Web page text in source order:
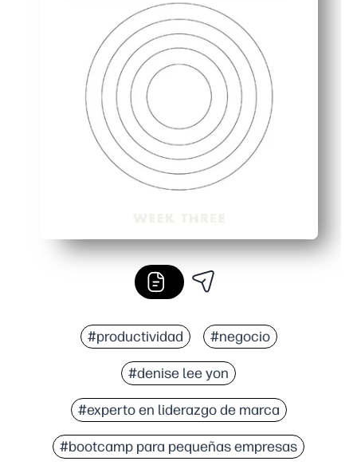
#productividad #negocio
#denise lee yon
#experto en liderazgo de marca
#bootcamp para pequeñas empresas